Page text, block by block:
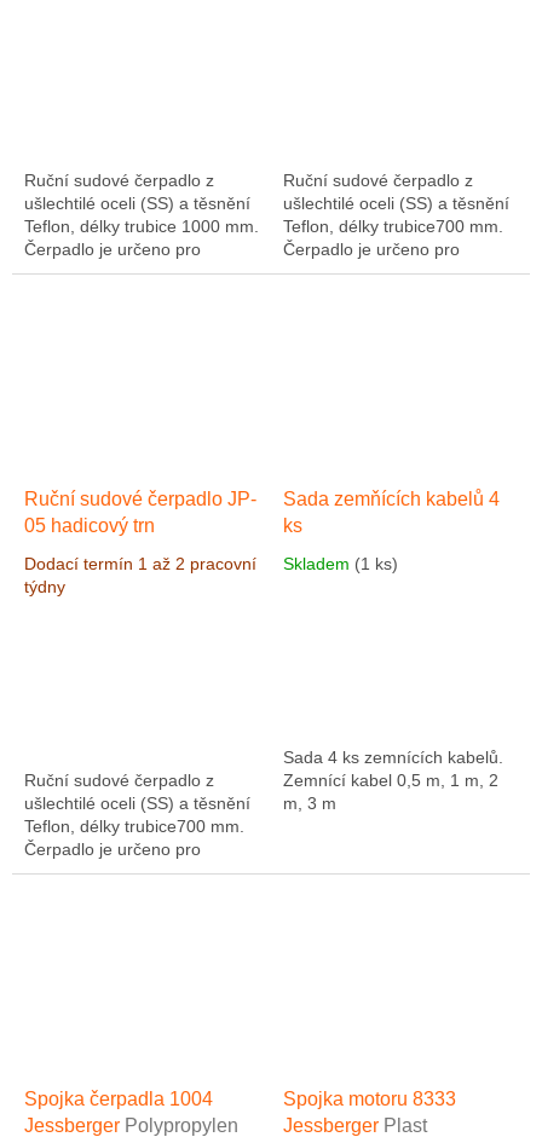
Ruční sudové čerpadlo z
ušlechtilé oceli (SS) a těsnění
Teflon, délky trubice 1000 mm.
Čerpadlo je určeno pro
chemické kapaliny, ředidla a
Ruční sudové čerpadlo z
ušlechtilé oceli (SS) a těsnění
Teflon, délky trubice700 mm.
Čerpadlo je určeno pro
chemické kapaliny, ředidla a
Ruční sudové čerpadlo JP-
05 hadicový trn
Dodací termín 1 až 2 pracovní
týdny
Ruční sudové čerpadlo z
ušlechtilé oceli (SS) a těsnění
Teflon, délky trubice700 mm.
Čerpadlo je určeno pro
chemické kapaliny, ředidla a
Sada zemňících kabelů 4
ks
Skladem (1 ks)
Sada 4 ks zemnících kabelů.
Zemnící kabel 0,5 m, 1 m, 2
m, 3 m
Spojka čerpadla 1004
Jessberger Polypropylen
Spojka motoru 8333
Jessberger Plast